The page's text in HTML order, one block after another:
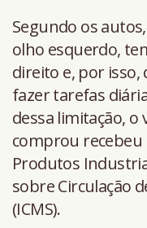
Segundo os
olho esquerdo,
direito e, por
fazer tarefas
dessa limitação,
comprou
Produtos
sobre Circulação
(ICMS).